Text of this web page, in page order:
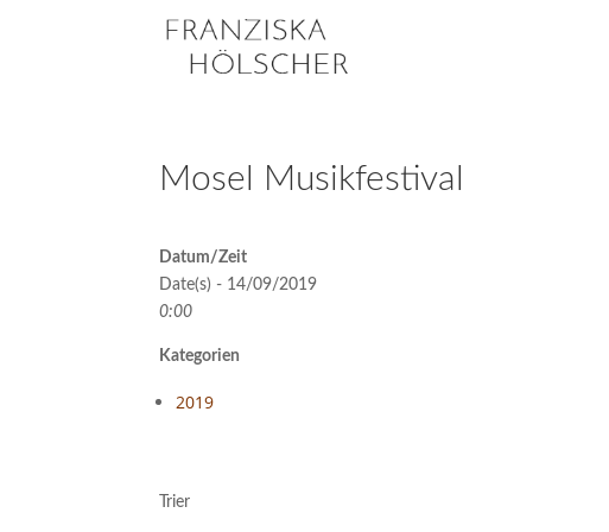
Mosel Musikfestival
Datum/Zeit
Date(s) - 14/09/2019
0:00
Kategorien
2019
Trier